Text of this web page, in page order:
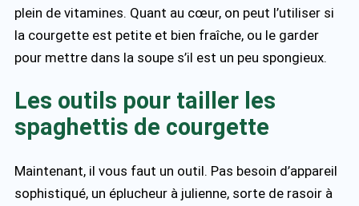
plein de vitamines. Quant au cœur, on peut l’utiliser si
la courgette est petite et bien fraîche, ou le garder
pour mettre dans la soupe s’il est un peu spongieux.
Les outils pour tailler les
spaghettis de courgette
Maintenant, il vous faut un outil. Pas besoin d’appareil
sophistiqué, un éplucheur à julienne, sorte de rasoir à